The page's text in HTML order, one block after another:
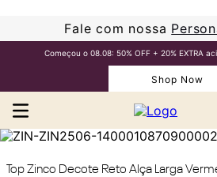
Fale com nossa
Começou o 08.08: 50% OFF + 20% EXTRA
Shop Now
Top Zinco Decote Reto Alça Larga